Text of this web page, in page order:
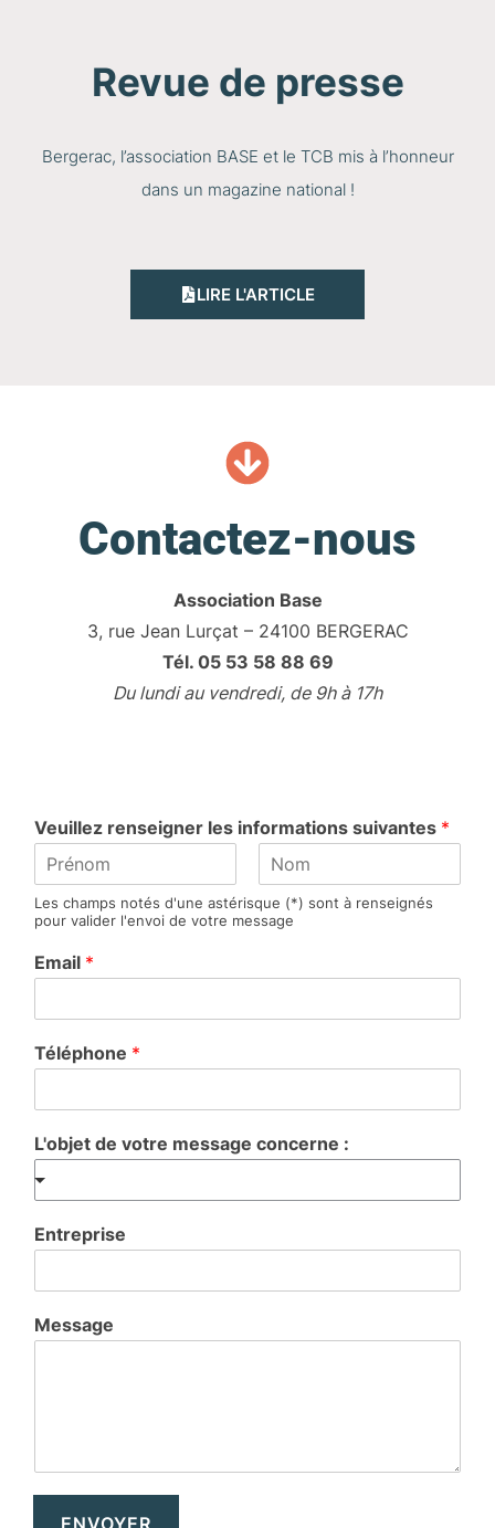
Revue de presse
Bergerac, l’association BASE et le TCB mis à l’honneur
dans un magazine national !
LIRE L'ARTICLE
Contactez-nous
Association Base
3, rue Jean Lurçat – 24100 BERGERAC
Tél. 05 53 58 88 69
Du lundi au vendredi, de 9h à 17h
Veuillez renseigner les informations suivantes *
r
é
o
m
o
m
Les champs notés d'une astérisque (*) sont à renseignés
pour valider l'envoi de votre message
Email *
Téléphone *
L'objet de votre message concerne :
Entreprise
Message